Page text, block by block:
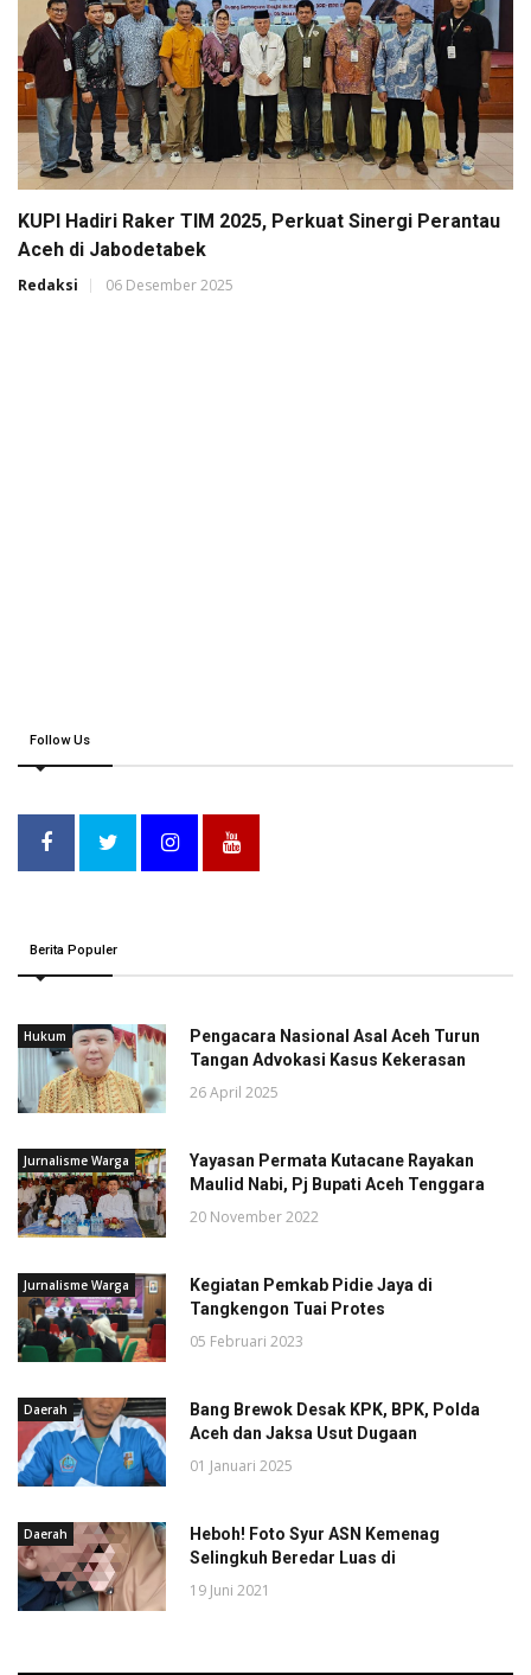
KUPI Hadiri Raker TIM 2025, Perkuat Sinergi Perantau
Aceh di Jabodetabek
Redaksi 06 Desember 2025
Follow Us
Berita Populer
Hukum
Pengacara Nasional Asal Aceh Turun
Tangan Advokasi Kasus Kekerasan
26 April 2025
Jurnalisme Warga
Yayasan Permata Kutacane Rayakan
Maulid Nabi, Pj Bupati Aceh Tenggara
20 November 2022
Jurnalisme Warga
Kegiatan Pemkab Pidie Jaya di
Tangkengon Tuai Protes
05 Februari 2023
Daerah
Bang Brewok Desak KPK, BPK, Polda
Aceh dan Jaksa Usut Dugaan
01 Januari 2025
Daerah
Heboh! Foto Syur ASN Kemenag
Selingkuh Beredar Luas di
19 Juni 2021